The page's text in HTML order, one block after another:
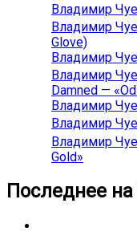
Владимир
Владимир
Glove)
Владимир
Владимир
Damned —
Владимир
Владимир
Владимир
Gold»
Последнее